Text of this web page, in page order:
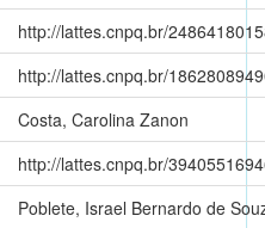
http://lattes.cnpq.br/
http://lattes.cnpq.br/
Costa, Carolina Zanon
http://lattes.cnpq.br/
Poblete, Israel Bernardo de